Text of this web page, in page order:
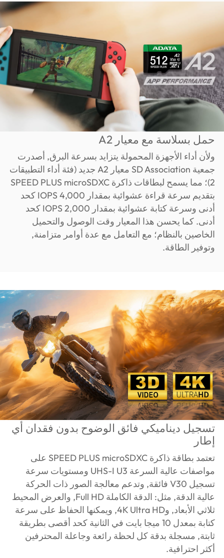
حمل بسلاسة مع معيار A2
ولأن أداء الأجهزة المحمولة يتزايد بسرعة البرق, أصدرت
جمعية SD Association معيار A2 جديد (فئة أداء التطبيقات
2)؛ مما يسمح لبطاقات ذاكرة SPEED PLUS microSDXC
بتقديم سرعة قراءة عشوائية بمقدار 4,000 IOPS كحد
أدنى وسرعة كتابة عشوائية بمقدار 2,000 IOPS كحد
أدنى. كما يحسن هذا المعيار وقت الوصول والتحميل
الخاصين بالنظام؛ مع التعامل مع عدة أوامر متزامنة,
وتوفير الطاقة.
تسجيل ديناميكي فائق الوضوح بدون فقدان أي
إطار
تعتمد بطاقة ذاكرة SPEED PLUS microSDXC على
مواصفات عالية السرعة UHS-I U3 ومستويات سرعة
تسجيل V30 فائقة, وتدعم معالجة الصور ذات الحركة
عالية الدقة, مثل: الدقة الكاملة Full HD, والعرض المحيط
ثلاثي الأبعاد, و4K Ultra HD, ويمكنها الحفاظ على سرعة
كتابة بمعدل 10 ميجا بايت في الثانية كحد أقصى بطريقة
ثابتة, مسجلة بدقة كل لحظة رائعة وجاعلة المحترفين
أكثر احترافية.